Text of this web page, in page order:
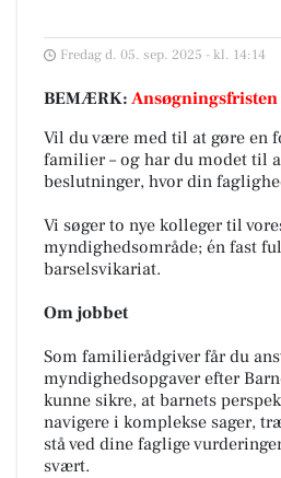
Fredag d. 05. sep. 2025 - kl. 14:14
BEMÆRK: Ansøgningsfristen
Vil du være med til at gøre en
familier – og har du modet til
beslutninger, hvor din
Vi søger to nye kolleger til
myndighedsområde; én fast
barselsvikariat.
Om jobbet
Som familierådgiver får du
myndighedsopgaver efter
kunne sikre, at barnets
navigere i komplekse sager,
stå ved dine faglige
svært.